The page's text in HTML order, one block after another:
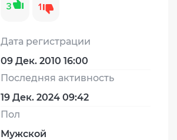
3 1
Дата регистрации
09 Дек. 2010 16:00
Последняя активность
19 Дек. 2024 09:42
Пол
Мужской